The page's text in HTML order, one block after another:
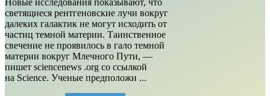
Новые исследования показывают, что
светящиеся рентгеновские лучи вокруг
далеких галактик не могут исходить от
частиц темной материи. Таинственное
свечение не проявилось в гало темной
материи вокруг Млечного Пути, —
пишет sciencenews .org со ссылкой
на Science. Ученые предположи ...